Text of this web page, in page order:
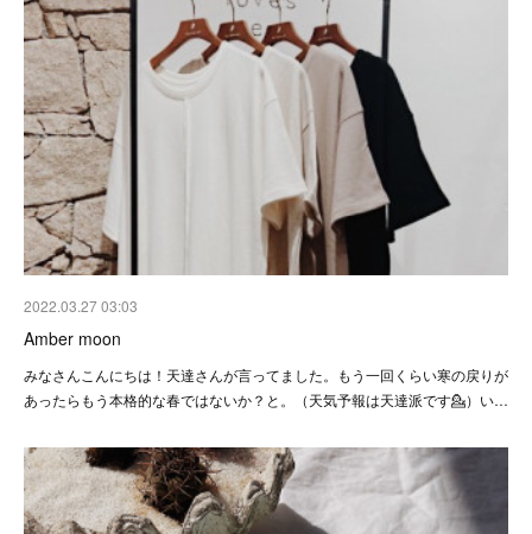
2022.03.27 03:03
Amber moon
みなさんこんにちは！天達さんが言ってました。もう一回くらい寒の戻りが
あったらもう本格的な春ではないか？と。（天気予報は天達派です💁）い…